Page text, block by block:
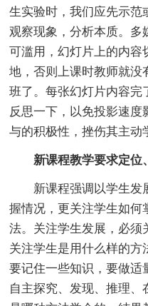
生实验时，我们应先示范
观察现象，分析本质。多
可滥用，幻灯片上的内容
地，否则上课时教师就没
班了。每张幻灯片内容完
反思一下，以免投影速
与的积极性，挫伤其主动
新课程教学要求定位
新课程强调以学生发
握情况，更关注学生如何
法。关注学生发展，必须
关注学生是用什么样的方
要记住一些知识，要做适
自主探究、发现、推理